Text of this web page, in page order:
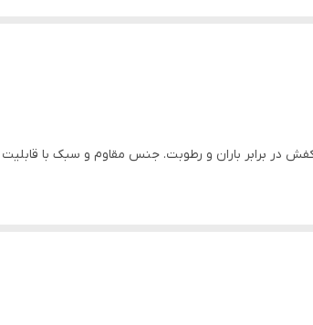
در برابر باران و رطوبت. جنس مقاوم و سبک با قابلیت